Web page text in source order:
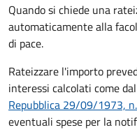
Quando si chiede una
automaticamente alla
di pace.
Rateizzare l'importo
interessi calcolati come dal
Repubblica 29/09/1973,
eventuali spese per la